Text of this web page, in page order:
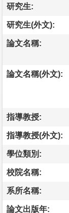
研究生:
研究生(外文):
論文名稱:
論文名稱(外文):
指導教授:
指導教授(外文):
學位類別:
校院名稱:
系所名稱:
論文出版年: